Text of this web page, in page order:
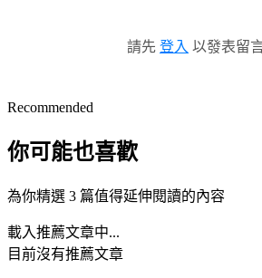
請先 登入 以發表留
Recommended
你可能也喜歡
為你精選 3 篇值得延伸閱讀的內容
載入推薦文章中...
目前沒有推薦文章